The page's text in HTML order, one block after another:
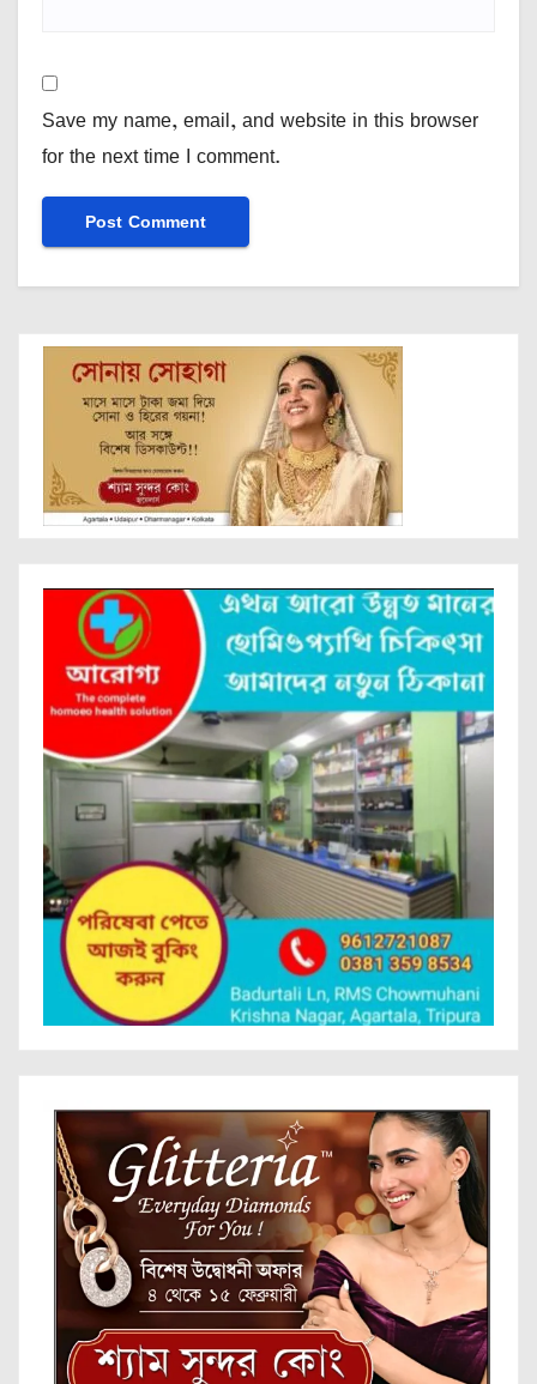
Save my name, email, and website in this browser
for the next time I comment.